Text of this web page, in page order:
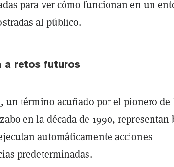
para ver cómo funcionan en un
al público.
a retos futuros
, un término acuñado por el pionero de
en la década de 1990, representan
automáticamente acciones
predeterminadas.